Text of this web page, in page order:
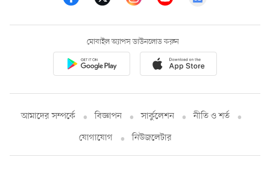
মোবাইল অ্যাপস ডাউনলোড করুন
আমাদের সম্পর্কে বিজ্ঞাপন সার্কুলেশন
নীতি ও শর্ত
যোগাযোগ
নিউজলেটার